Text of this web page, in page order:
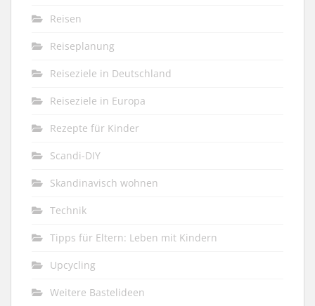
Reisen
Reiseplanung
Reiseziele in Deutschland
Reiseziele in Europa
Rezepte für Kinder
Scandi-DIY
Skandinavisch wohnen
Technik
Tipps für Eltern: Leben mit Kindern
Upcycling
Weitere Bastelideen